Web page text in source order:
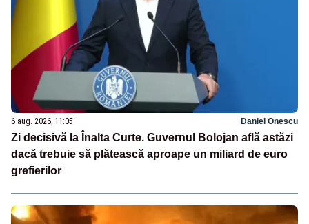
6 aug. 2026, 11:05 Daniel Onescu
Zi decisivă la Înalta Curte. Guvernul Bolojan află astăzi
dacă trebuie să plătească aproape un miliard de euro
grefierilor